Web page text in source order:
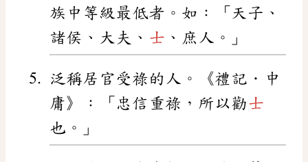
族中等級最低者。如：「天子、
諸侯、大夫、 士 、庶人。」
泛稱居官受祿的人。《禮記．中
庸》：「忠信重祿，所以勸士
也。」